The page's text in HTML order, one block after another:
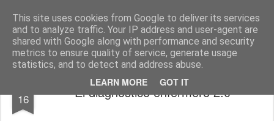
This site uses cookies from Google to deliver its services
and to analyze traffic. Your IP address and user-agent are
shared with Google along with performance and security
metrics to ensure quality of service, generate usage
statistics, and to detect and address abuse.
LEARN MORE GOT IT
El diagnóstico enfermero La Cuidadología es la ciencia del cuidado
Pages
16 El diagnóstico enfermero 2.0